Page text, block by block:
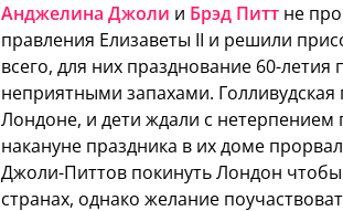
Анджелина Джоли и Брэд Питт не
правления Елизаветы II и решили
всего, для них празднование 60-
неприятными запахами.
Лондоне, и дети ждали с
накануне праздника в их доме
Джоли-Питтов покинуть Лондон
странах, однако желание